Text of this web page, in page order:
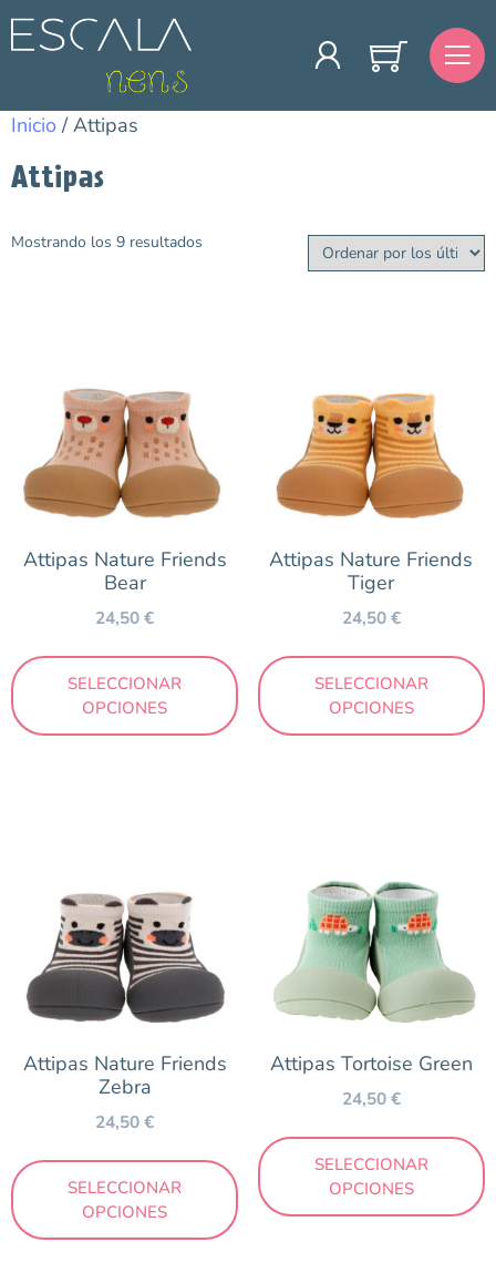
Inicio / Attipas
Attipas
Talla
20 22 25
Color
Amarillo
Beig
Blanco
Estampado
Rosa
Verde
Marca
Attipas
Temporada
Primavera/Verano
Mostrando los 9 resultados
Attipas Nature Friends
Bear
24,50€
SELECCIONAR
OPCIONES
Attipas Nature Friends
Tiger
24,50€
SELECCIONAR
OPCIONES
Attipas Nature Friends
Zebra
24,50€
SELECCIONAR
OPCIONES
Attipas Tortoise Green
24,50€
SELECCIONAR
OPCIONES